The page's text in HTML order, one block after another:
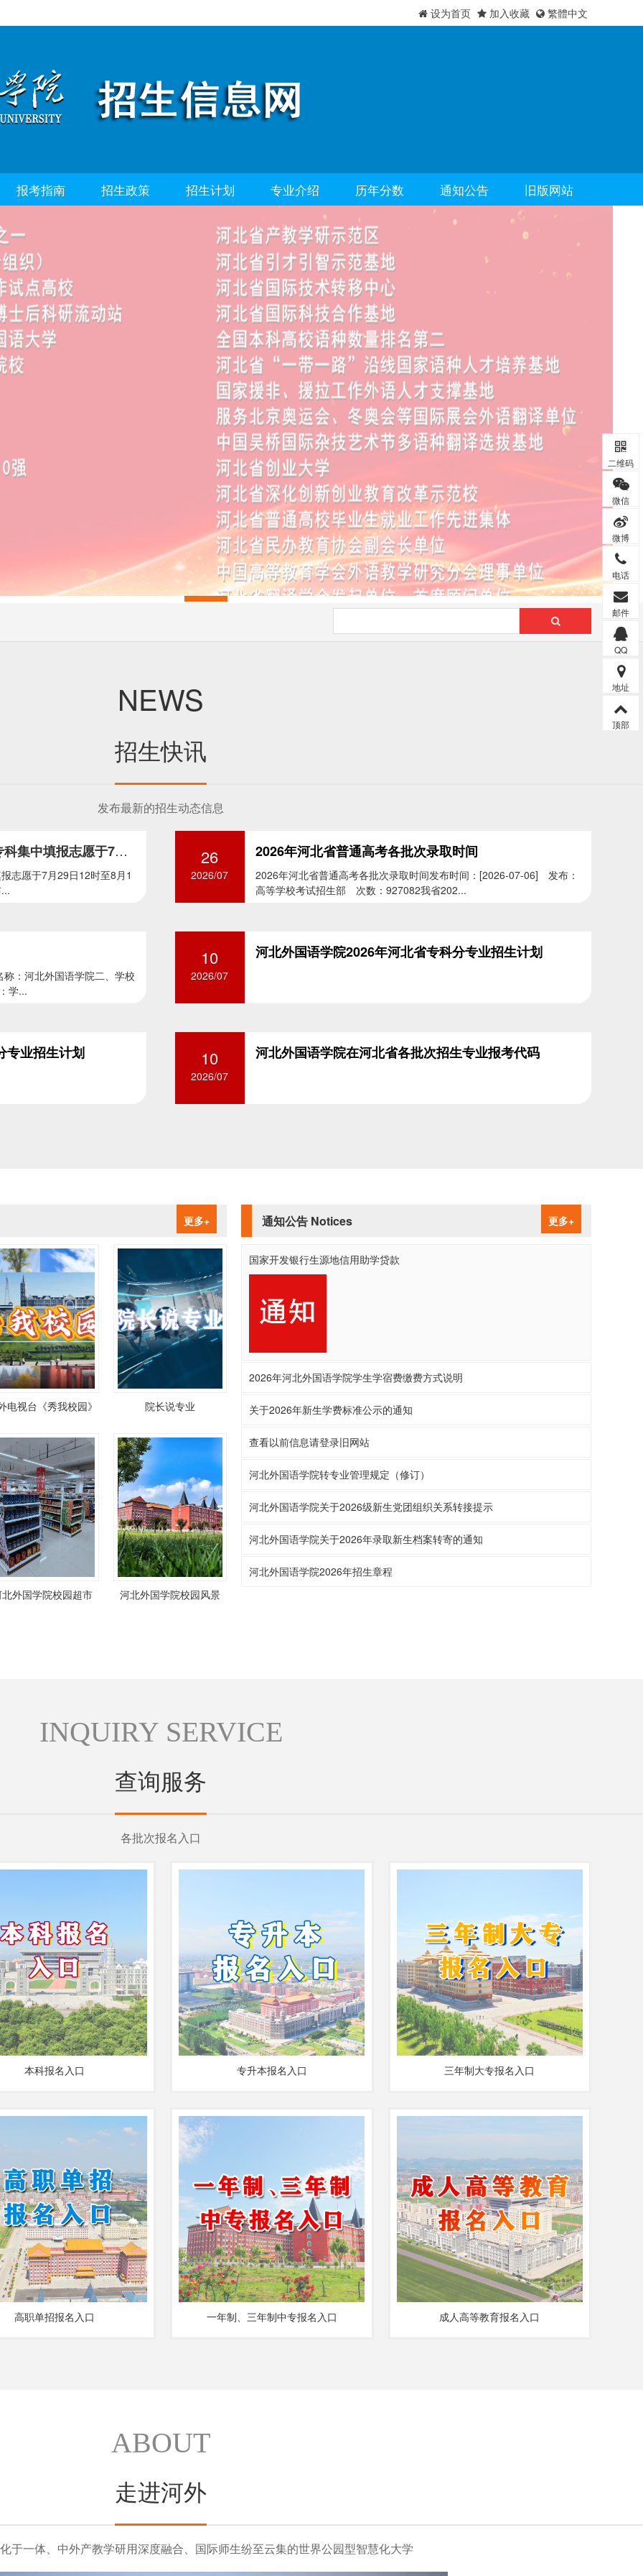
设为首页 加入收藏 繁體中文
旧版网站
通知公告
历年分数
专业介绍
招生计划
招生政策
报考指南
NEWS
招生快讯
发布最新的招生动态信息
河北省本科批第二次征集志愿和专科集中填报志愿于7月29日12时至8月1日17时进行
志愿于7月29日12时至8月1
26
2026/07
2026年河北省普通高考各批次录取时间
2026年河北省普通高考各批次录取时间发布时间：[2026-07-06] 发布：
高等学校考试招生部 次数：927082我省202...
：河北外国语学院二、学校
学...
10
2026/07
河北外国语学院2026年河北省专科分专业招生计划
专业招生计划 10
2026/07
河北外国语学院在河北省各批次招生专业报考代码
更多+
电视台《秀我校园》 院长说专业
外国学院校园超市 河北外国学院校园风景
更多+
通知公告 Notices
国家开发银行生源地信用助学贷款
2026年河北外国语学院学生学宿费缴费方式说明
关于2026年新生学费标准公示的通知
查看以前信息请登录旧网站
河北外国语学院转专业管理规定（修订）
河北外国语学院关于2026级新生党团组织关系转接提示
河北外国语学院关于2026年录取新生档案转寄的通知
河北外国语学院2026年招生章程
INQUIRY SERVICE
查询服务
各批次报名入口
本科报名入口 专升本报名入口 三年制大专报名入口
高职单招报名入口 一年制、三年制中专报名入口 成人高等教育报名入口
ABOUT
走进河外
于一体、中外产教学研用深度融合、国际师生纷至云集的世界公园型智慧化大学
二维码
微信
微博
电话
邮件
QQ
地址
顶部